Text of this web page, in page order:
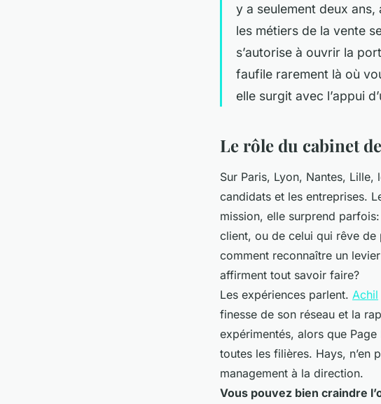
y a seulement deux
les métiers de la vente
s’autorise à ouvrir la
faufile rarement là où
elle surgit avec l’appui
Le rôle du cabinet
Sur Paris, Lyon, Nantes,
candidats et les entreprises.
mission, elle surprend
client, ou de celui qui rêve de
comment reconnaître un
affirment tout savoir faire?
Les expériences parlent. Achil
finesse de son réseau et la
expérimentés, alors que
toutes les filières. Hays, n’en
management à la direction.
Vous pouvez bien craindre